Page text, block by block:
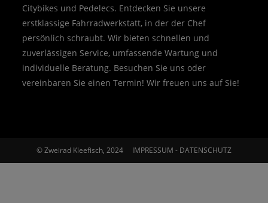
Citybikes und Pedelecs. Entdecken Sie unsere
erstklassige Fahrradwerkstatt, in der der Chef
persönlich schraubt. Wir bieten schnellen und
zuverlässigen Service, umfassende Wartung und
individuelle Beratung. Besuchen Sie uns oder
vereinbaren Sie einen Termin! Wir freuen uns auf Sie!
© Zweirad Kleefisch, 2024 IMPRESSUM - DATENSCHUTZ